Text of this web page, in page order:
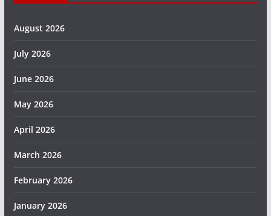
August 2026
July 2026
June 2026
May 2026
April 2026
March 2026
February 2026
January 2026